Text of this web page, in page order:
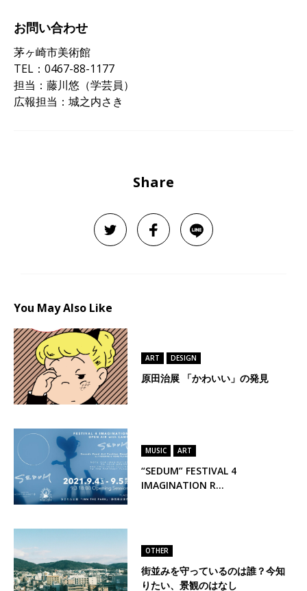
お問い合わせ
茅ヶ崎市美術館
TEL：0467-88-1177
担当：藤川悠（学芸員）
広報担当：城之内さき
Share
You May Also Like
ART DESIGN
原田治展 「かわいい」の発見
MUSIC ART
“SEDUM” FESTIVAL 4
IMAGINATION R…
OTHER
街並みを守っているのは誰？今知
りたい、景観のはなし